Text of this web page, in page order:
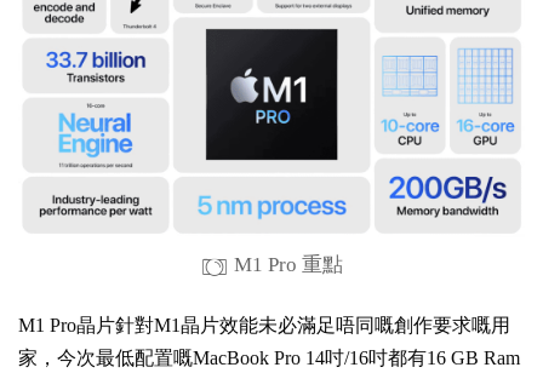
M1 Pro 重點
M1 Pro晶片針對M1晶片效能未必滿足唔同嘅創作要求嘅用
家，今次最低配置嘅MacBook Pro 14吋/16吋都有16 GB Ram